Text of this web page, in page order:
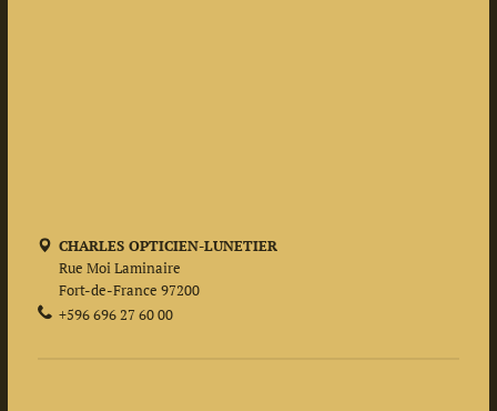
CHARLES OPTICIEN-LUNETIER
Rue Moi Laminaire
Fort-de-France 97200
+596 696 27 60 00